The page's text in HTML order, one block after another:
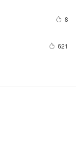
8
621
DB的四种思